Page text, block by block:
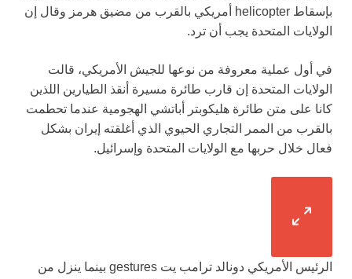
بإسقاط helicopter أمريكي بالقرب من مضيق هرمز وقال إن
الولايات المتحدة يجب أن ترد.
في أول عملية معروفة من نوعها للجيش الأمريكي، قالت
الولايات المتحدة إن قارب طائرة مسيرة أنقذ الطيارين اللذين
كانا على متن طائرة هليكوبتر أباتشي الهجومية عندما تحطمت
بالقرب من الممر التجاري الحيوي الذي أغلقته إيران بشكل
فعال خلال حربها مع الولايات المتحدة وإسرائيل.
الرئيس الأمريكي دونالد ترامب يت gestures بينما ينزل من